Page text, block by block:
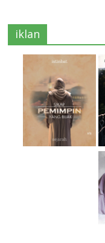
iklan